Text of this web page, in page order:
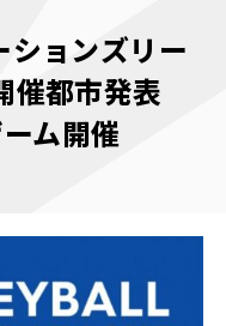
ションズリー
催都市発表
ム開催